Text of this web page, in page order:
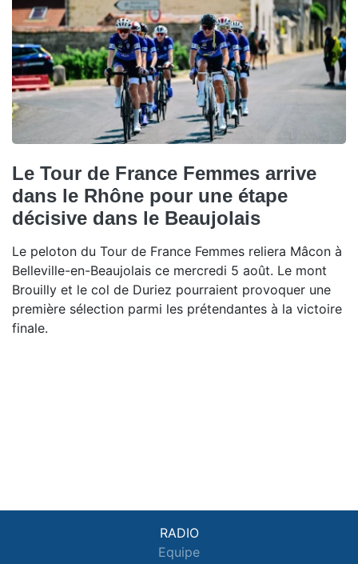
Le Tour de France Femmes arrive
dans le Rhône pour une étape
décisive dans le Beaujolais
Le peloton du Tour de France Femmes reliera Mâcon à
Belleville-en-Beaujolais ce mercredi 5 août. Le mont
Brouilly et le col de Duriez pourraient provoquer une
première sélection parmi les prétendantes à la victoire
finale.
RADIO
Equipe